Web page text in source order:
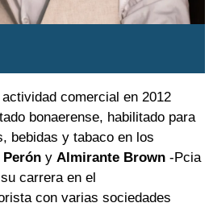
comercial en 2012
bonaerense, habilitado para
bebidas y tabaco en los
Perón y Almirante Brown -Pcia
carrera en el
con varias sociedades